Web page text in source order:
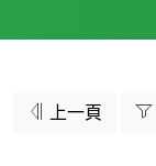
上一頁